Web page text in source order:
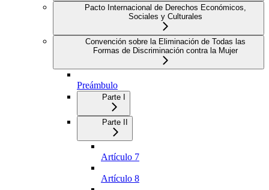
Pacto Internacional de Derechos Económicos,
Sociales y Culturales
Convención sobre la Eliminación de Todas las
Formas de Discriminación contra la Mujer
Preámbulo
Parte I
Parte II
Artículo 7
Artículo 8